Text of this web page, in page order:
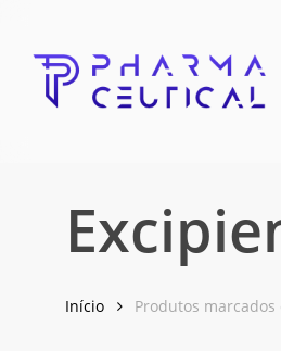
content
Início Produtos marcados